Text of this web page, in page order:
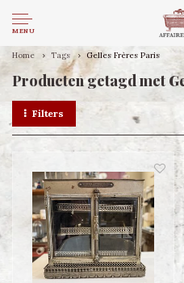
MENU
Home Tags Gelles Frères Paris
Producten getagd met
Filters